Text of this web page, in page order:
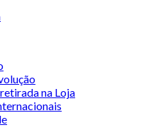
na Loja